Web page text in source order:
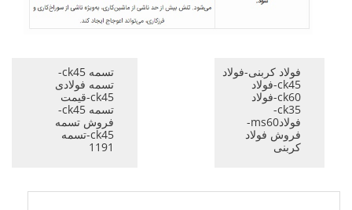
تسمه ck45-
تسمه فولادی
ck45-قیمت
تسمه ck45-
فروش تسمه
ck45-تسمه
1191
فولاد کربنی-فولاد
ck45-فولاد
ck60-فولاد
ck35-
فولادms60-
فروش فولاد
کربنی